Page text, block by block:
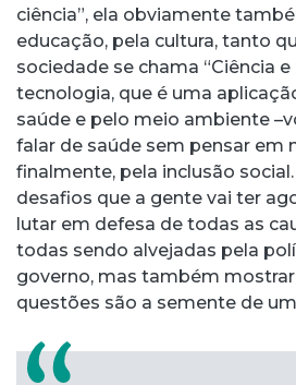
ciência”, ela obviamente
educação, pela cultura, tanto
sociedade se chama “Ciência e
tecnologia, que é uma
saúde e pelo meio ambiente
falar de saúde sem pensar em
finalmente, pela inclusão
desafios que a gente vai ter
lutar em defesa de todas as
todas sendo alvejadas pela
governo, mas também
questões são a semente de